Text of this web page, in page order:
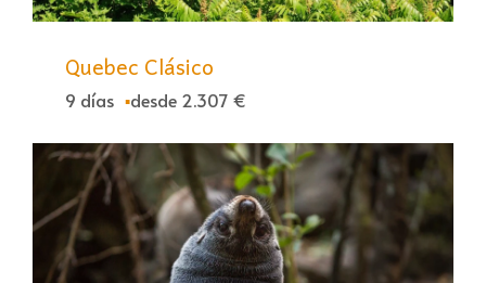
Quebec Clásico
9 días desde 2.307 €